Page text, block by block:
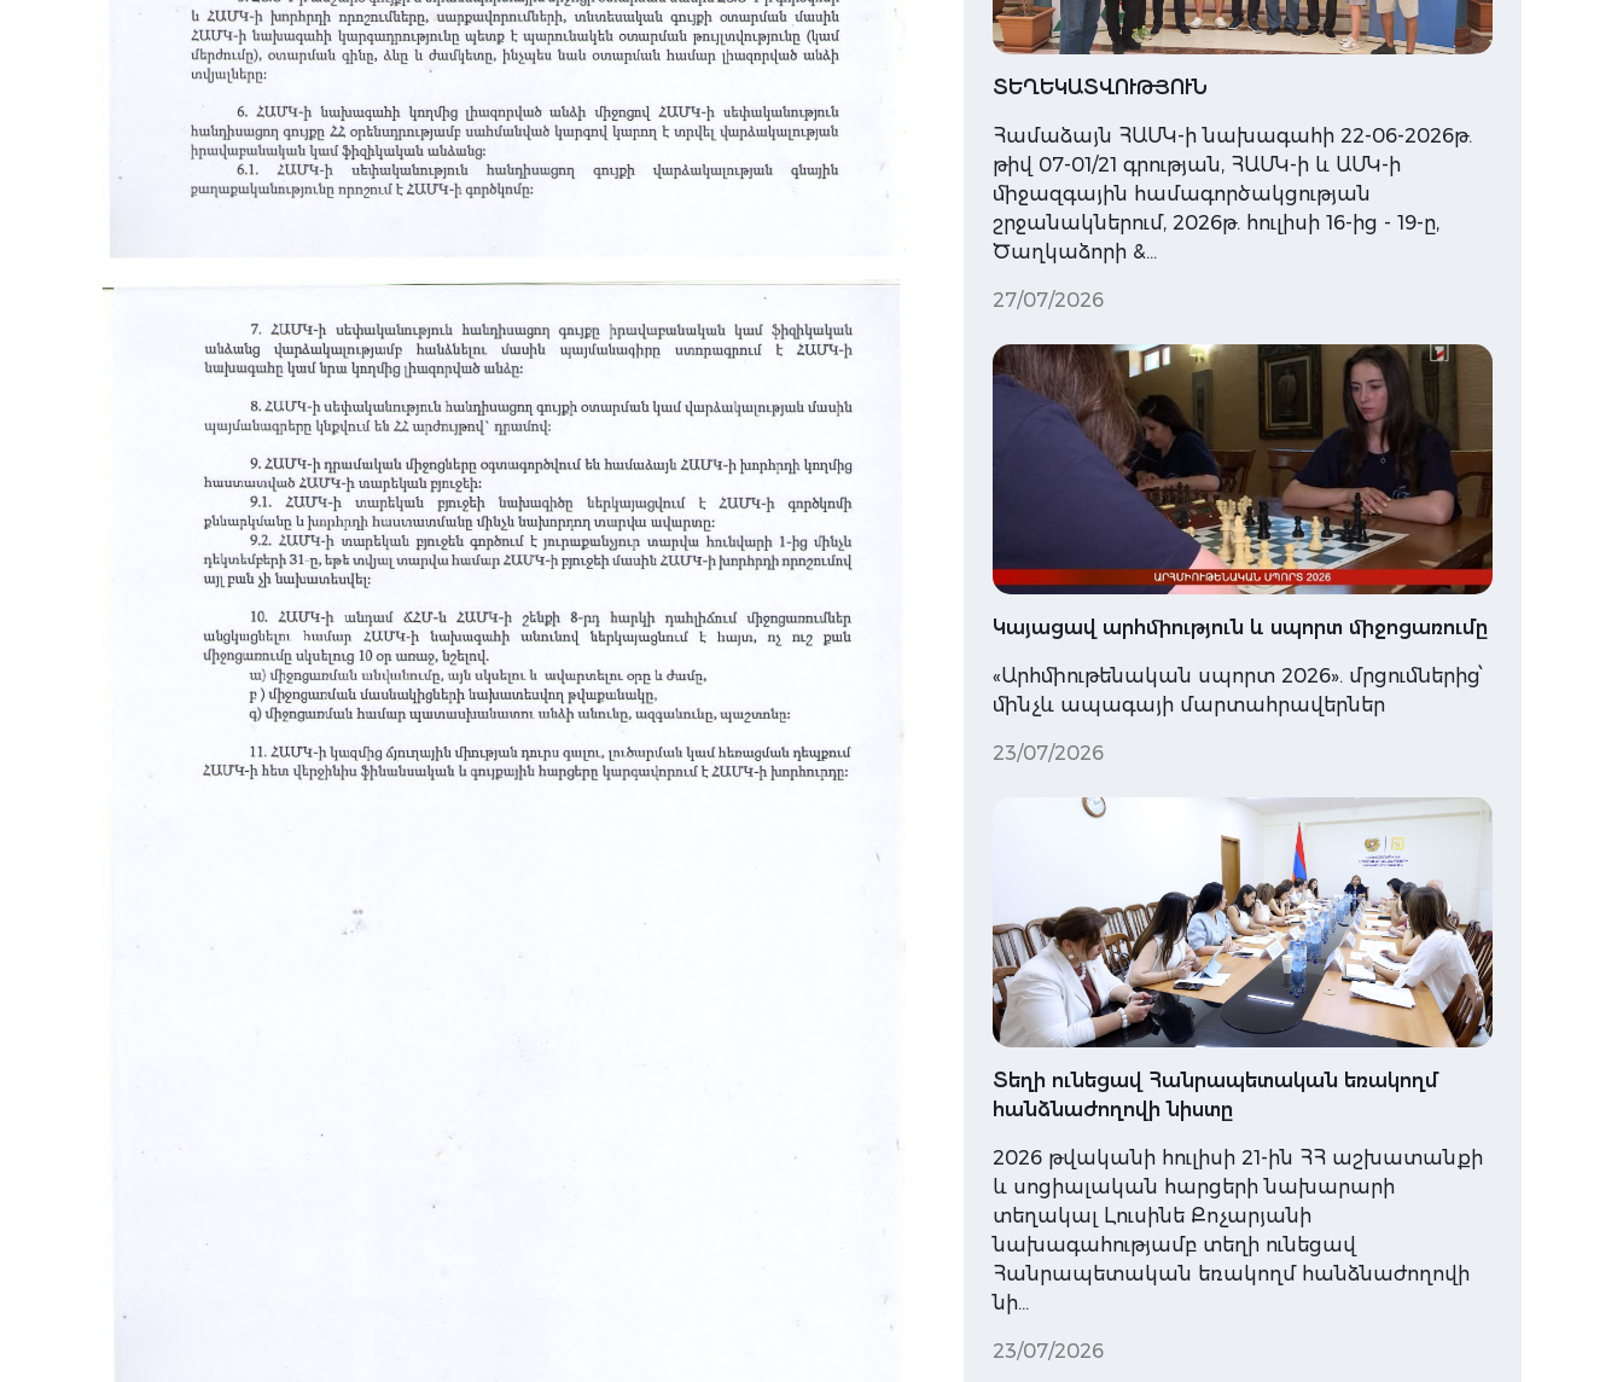
ՏԵՂԵԿԱՏՎՈՒԹՅՈՒՆ
Համաձայն ՀԱՄԿ-ի նախագահի 22-06-2026թ.
թիվ 07-01/21 գրության, ՀԱՄԿ-ի և ԱՄԿ-ի
միջազգային համագործակցության
շրջանակներում, 2026թ. հուլիսի 16-ից - 19-ը,
Ծաղկաձորի &…
27/07/2026
Կայացավ արհմիություն և սպորտ միջոցառումը
«Արհմիութենական սպորտ 2026». մրցումներից՝
մինչև ապագայի մարտահրավերներ
23/07/2026
Տեղի ունեցավ Հանրապետական եռակողմ
հանձնաժողովի նիստը
2026 թվականի հուլիսի 21-ին ՀՀ աշխատանքի
և սոցիալական հարցերի նախարարի
տեղակալ Լուսինե Քոչարյանի
նախագահությամբ տեղի ունեցավ
Հանրապետական եռակողմ հանձնաժողովի
նի…
23/07/2026